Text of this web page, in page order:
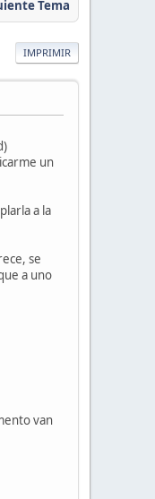
Tema
IMPRIMIR
un
a la
se
a uno
van